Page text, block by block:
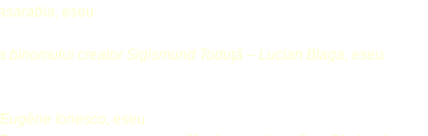
, eseu
binomului creator Sigismund Toduţă – Lucian Blaga, eseu
Eugène Ionesco, eseu